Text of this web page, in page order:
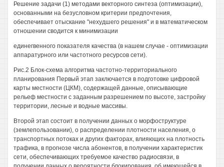
Решение задачи (1) методами векторного синтеза (оптимизации),
основанными на безусловном критерии предпочтения,
обеспечивает отыскание "нехудшего решения" и в математическом
отношении сводится к минимизации
единегвенного показателя качества (в нашем случае - оптимизации
аппаратурного или частотного ресурсов сети).
Рис.2 Блок-схема алгоритма частотно-территориального
планирования Первый этап заключается в подготовке цифровой
карты местности (ЦКМ), содержащей данные, описывающие
рельеф местности с заданным разрешением по высоте, застройку
территории, лесные и водные массивы.
Второй этап состоит в получении данных о морфоструктуре
(землепользовании), о распределении плотности населения, о
транспортных потоках и других факторах, влияющих на плотность
трафика, в прогнозе числа абонентов, в получении характеристик
сети, обеспечивающих требуемое качество радиосвязи, в